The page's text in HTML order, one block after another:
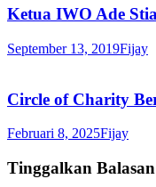
Ketua IWO Ade
September 13, 2019Fijay
Circle of Charity
Februari 8, 2025Fijay
Tinggalkan Balasan